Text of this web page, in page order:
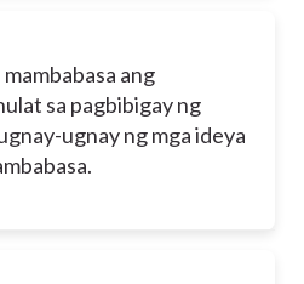
ang
sa pagbibigay ng
ugnay ng mga ideya